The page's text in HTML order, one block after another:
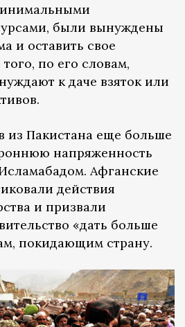
были вынуждены
и оставить свое
по его словам,
к даче взяток или
из Пакистана еще больше
напряженность
Афганские
действия
и призвали
«дать больше
покидающим страну.